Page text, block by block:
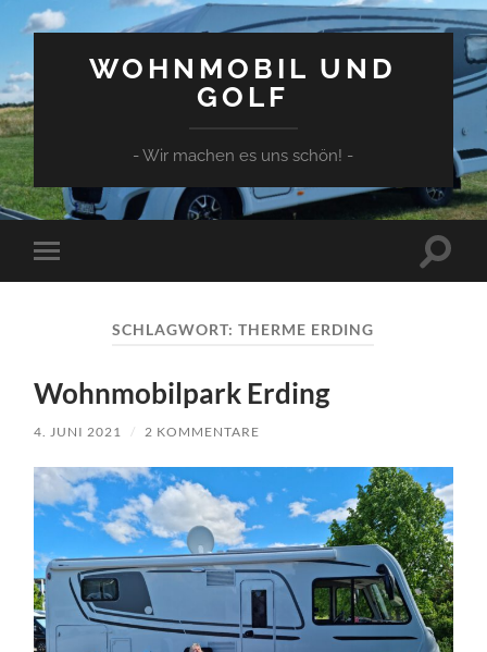
WOHNMOBIL UND
GOLF
- Wir machen es uns schön! -
Mobile-
Menü
SCHLAGWORT:THERME ERDING
Wohnmobilpark Erding
4. JUNI 2021 / 2 KOMMENTARE